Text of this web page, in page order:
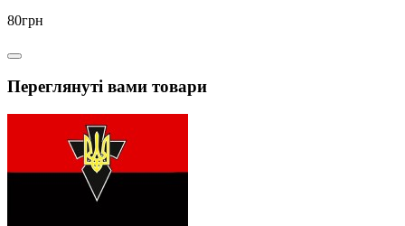
80грн
Переглянуті вами товари